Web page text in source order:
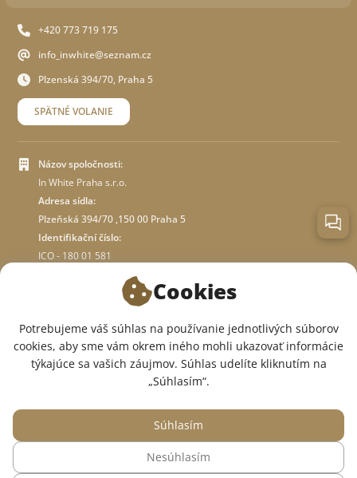
+420 773 719 175
info_inwhite@seznam.cz
Plzenská 394/70, Praha 5
SPÄTNÉ VOLANIE
Názov spoločnosti:
In White Praha s.r.o.
Adresa sídla:
Plzeňská 394/70 ,150 00 Praha 5
Identifikační číslo:
ICO - 180 01 581
O OBCHODE
SME V SOCIÁLNYCH SIEŤACH:
© 2015 — 2026, Internetový obchod so zdravotným oblečením InWhite.
Cookies
Potrebujeme váš súhlas na používanie jednotlivých súborov
cookies, aby sme vám okrem iného mohli ukazovať informácie
týkajúce sa vašich záujmov. Súhlas udelíte kliknutím na
„Súhlasím“.
Nesúhlasím
Súhlasím